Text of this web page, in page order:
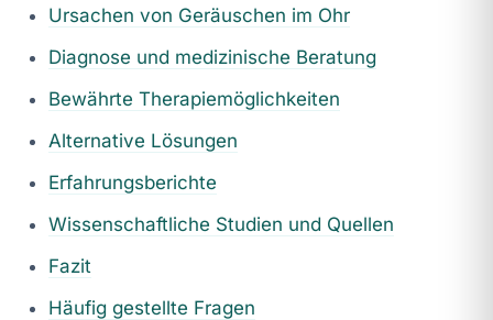
Ursachen von Geräuschen im Ohr
Diagnose und medizinische Beratung
Bewährte Therapiemöglichkeiten
Alternative Lösungen
Erfahrungsberichte
Wissenschaftliche Studien und Quellen
Fazit
Häufig gestellte Fragen